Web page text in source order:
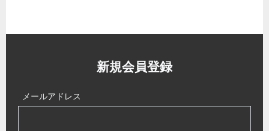
新規会員登録
メールアドレス